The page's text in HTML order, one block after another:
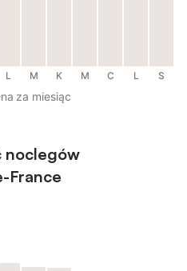
L M K M C L S
za miesiąc
noclegów
France